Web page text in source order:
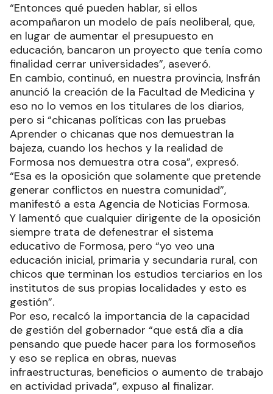
“Entonces qué pueden hablar, si ellos
acompañaron un modelo de país neoliberal, que,
en lugar de aumentar el presupuesto en
educación, bancaron un proyecto que tenía como
finalidad cerrar universidades”, aseveró.
En cambio, continuó, en nuestra provincia, Insfrán
anunció la creación de la Facultad de Medicina y
eso no lo vemos en los titulares de los diarios,
pero si “chicanas políticas con las pruebas
Aprender o chicanas que nos demuestran la
bajeza, cuando los hechos y la realidad de
Formosa nos demuestra otra cosa”, expresó.
“Esa es la oposición que solamente que pretende
generar conflictos en nuestra comunidad”,
manifestó a esta Agencia de Noticias Formosa.
Y lamentó que cualquier dirigente de la oposición
siempre trata de defenestrar el sistema
educativo de Formosa, pero “yo veo una
educación inicial, primaria y secundaria rural, con
chicos que terminan los estudios terciarios en los
institutos de sus propias localidades y esto es
gestión”.
Por eso, recalcó la importancia de la capacidad
de gestión del gobernador “que está día a día
pensando que puede hacer para los formoseños
y eso se replica en obras, nuevas
infraestructuras, beneficios o aumento de trabajo
en actividad privada”, expuso al finalizar.